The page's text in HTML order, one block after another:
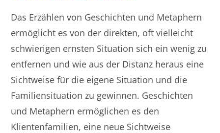
Das Erzählen von Geschichten und Metaphern
ermöglicht es von der direkten, oft vielleicht
schwierigen ernsten Situation sich ein wenig zu
entfernen und wie aus der Distanz heraus eine
Sichtweise für die eigene Situation und die
Familiensituation zu gewinnen. Geschichten
und Metaphern ermöglichen es den
Klientenfamilien, eine neue Sichtweise